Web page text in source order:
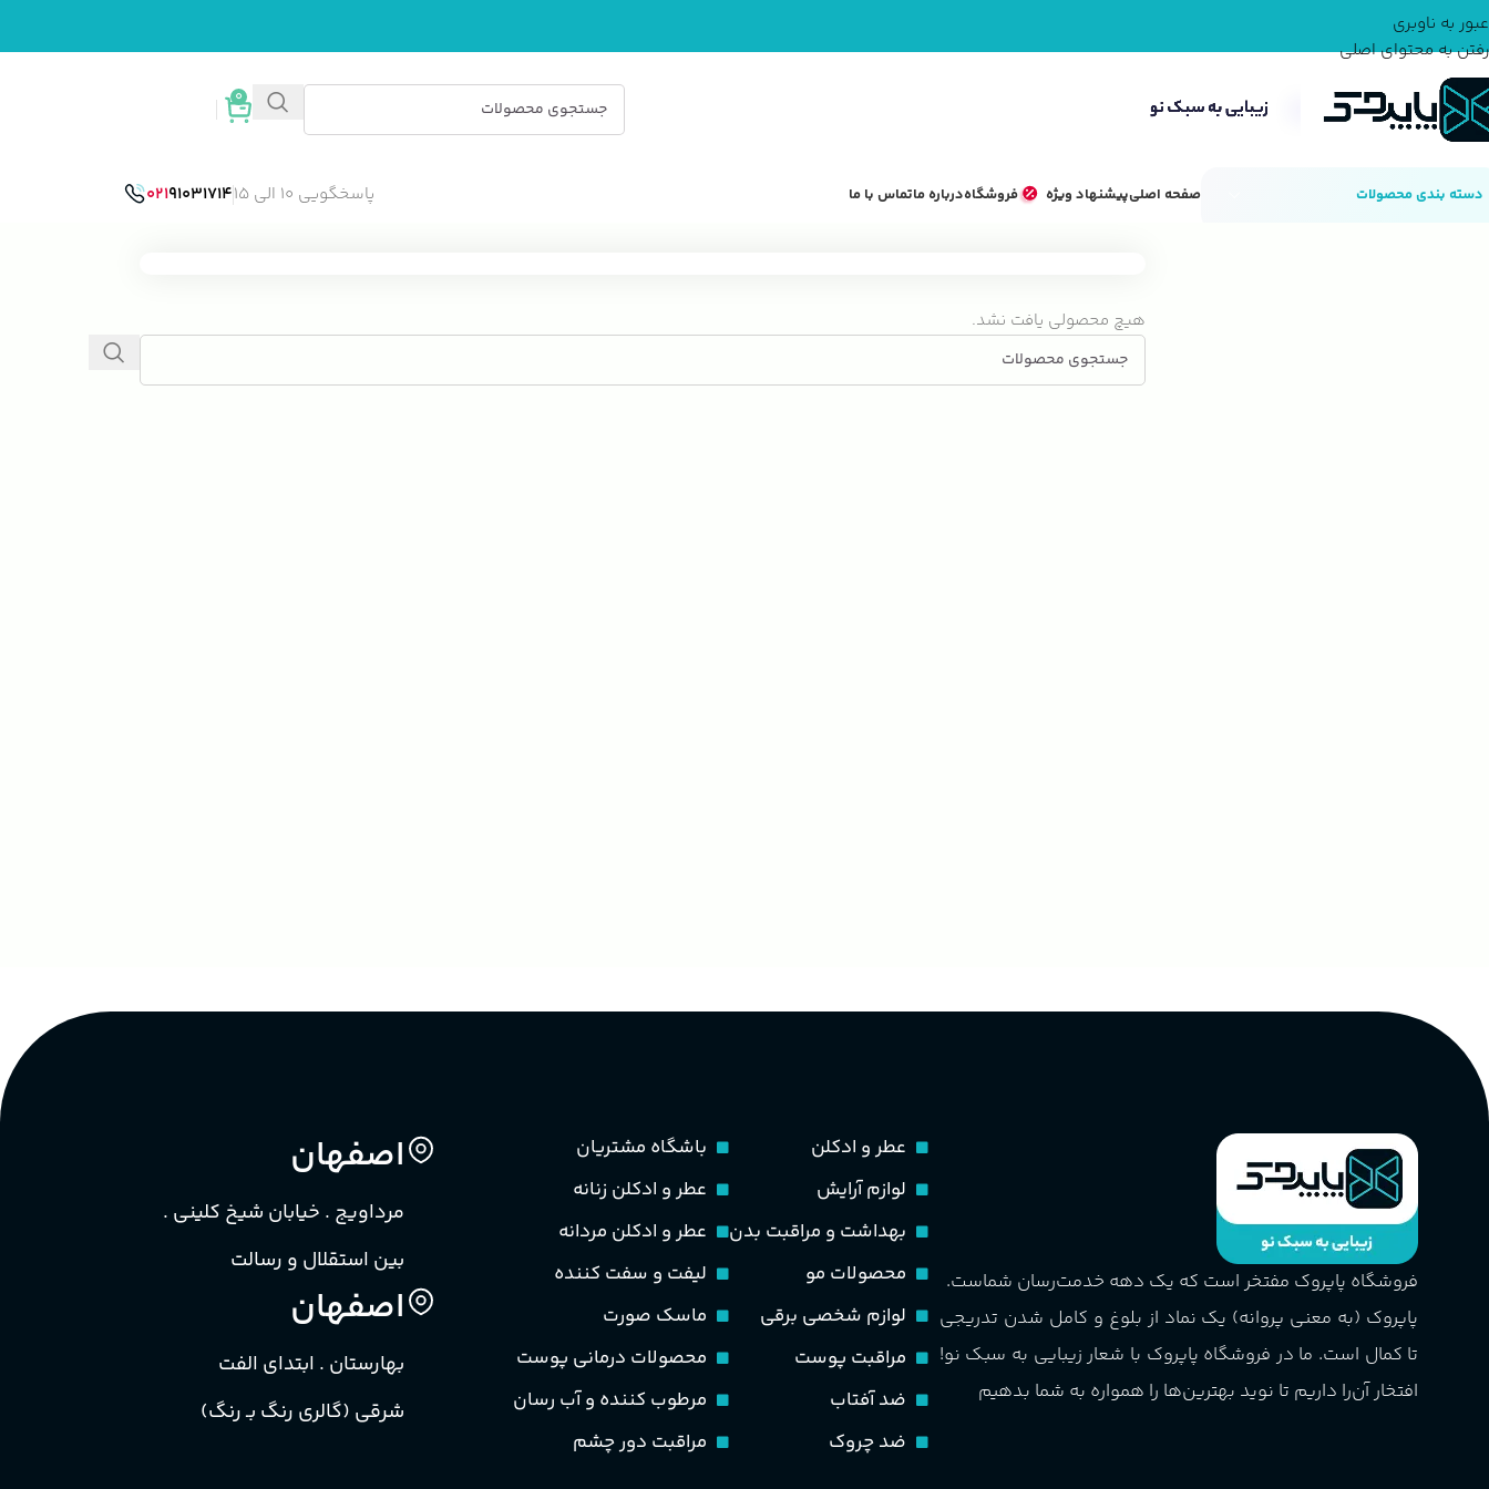
عبور به ناوبری
رفتن به محتوای اصلی
0
دسته بندی محصولات صفحه اصلیپیشنهاد ویژه فروشگاهدرباره ماتماس با ما پاسخگویی 10 الی 15 02191031714
هیچ محصولی یافت نشد.
فروشگاه پاپروک مفتخر است که یک دهه خدمت‌رسان شماست.
پاپروک (به معنی پروانه) یک نماد از بلوغ و کامل شدن تدریجی
تا کمال است. ما در فروشگاه پاپروک با شعار زیبایی به سبک نو!
افتخار آن‌را داریم تا نوید بهترین‌ها را همواره به شما بدهیم
عطر و ادکلن
لوازم آرایش
بهداشت و مراقبت بدن
محصولات مو
لوازم شخصی برقی
مراقبت پوست
ضد آفتاب
ضد چروک
باشگاه مشتریان
عطر و ادکلن زنانه
عطر و ادکلن مردانه
لیفت و سفت کننده
ماسک صورت
محصولات درمانی پوست
مرطوب کننده و آب رسان
مراقبت دور چشم
اصفهان
مرداویج . خیابان شیخ کلینی .
بین استقلال و رسالت
اصفهان
بهارستان . ابتدای الفت
شرقی (گالری رنگ بـ رنگ)